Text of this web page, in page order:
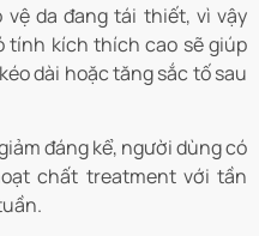
da đang tái thiết, vì vậy
tính kích thích cao sẽ giúp
dài hoặc tăng sắc tố sau
đáng kể, người dùng có
chất treatment với tần